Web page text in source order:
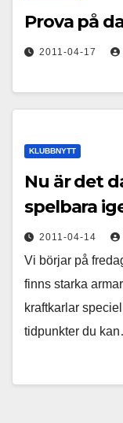
Prova på
2011-04-17
KLUBBNYTT
Nu är det
spelbara
2011-04-14
Vi börjar på
finns starka
kraftkarlar
tidpunkter du